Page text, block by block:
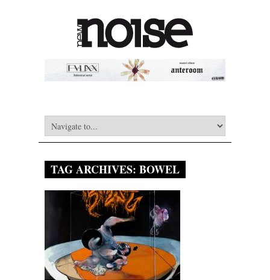
TAG ARCHIVES: BOWEL